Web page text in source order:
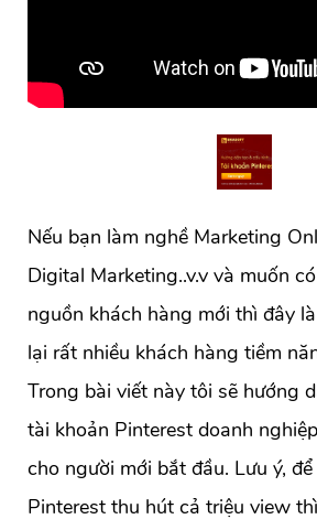
Nếu bạn làm nghề Marketing
Digital Marketing..v.v và muốn
nguồn khách hàng mới thì đây
lại rất nhiều khách hàng tiềm
Trong bài viết này tôi sẽ hướng
tài khoản Pinterest doanh
cho người mới bắt đầu. Lưu ý,
Pinterest thu hút cả triệu view